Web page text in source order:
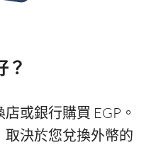
？
或銀行購買 EGP。
決於您兌換外幣的